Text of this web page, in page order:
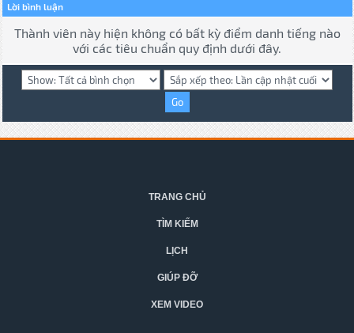
Lời bình luận
Thành viên này hiện không có bất kỳ điểm danh tiếng nào
với các tiêu chuẩn quy định dưới đây.
TRANG CHỦ
TÌM KIẾM
LỊCH
GIÚP ĐỠ
XEM VIDEO